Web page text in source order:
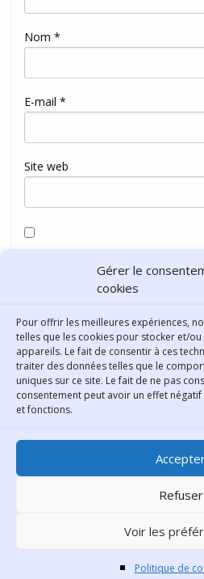
Gérer le
cookies
Pour offrir les meilleures expériences,
telles que les cookies pour stocker et/
appareils. Le fait de consentir à ces
traiter des données telles que le
uniques sur ce site. Le fait de ne pas
consentement peut avoir un effet
et fonctions.
Refuser
Voir les
Politique de
Nom *
E-mail *
Site web
navigateur pour mon prochain
Lyon
30